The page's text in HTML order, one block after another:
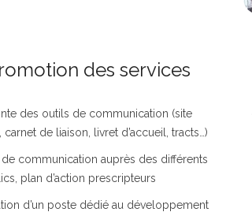
des services
des outils de communication (site
carnet de liaison, livret d’accueil, tracts…)
de communication auprès des différents
plan d’action prescripteurs
d’un poste dédié au développement